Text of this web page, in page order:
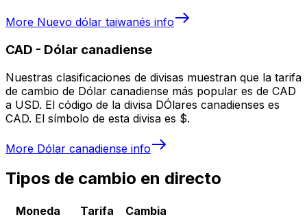
More Nuevo dólar taiwanés info
CAD - Dólar canadiense
Nuestras clasificaciones de divisas muestran que la tarifa
de cambio de Dólar canadiense más popular es de CAD
a USD. El código de la divisa DÓlares canadienses es
CAD. El símbolo de esta divisa es $.
More Dólar canadiense info
Tipos de cambio en directo
Moneda Tarifa
Cambia